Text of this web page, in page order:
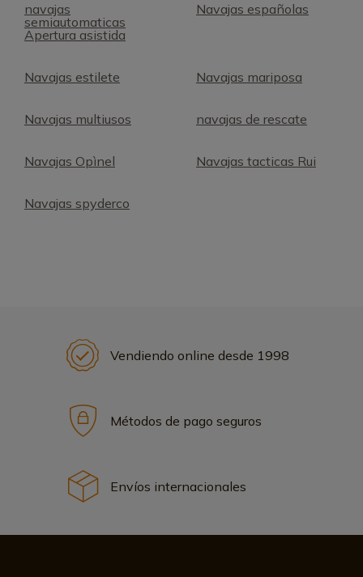
navajas
semiautomaticas
Apertura asistida
Navajas españolas
Navajas estilete Navajas mariposa
Navajas multiusos navajas de rescate
Navajas Opìnel Navajas tacticas Rui
Navajas spyderco
Vendiendo online desde 1998
Métodos de pago seguros
Envíos internacionales